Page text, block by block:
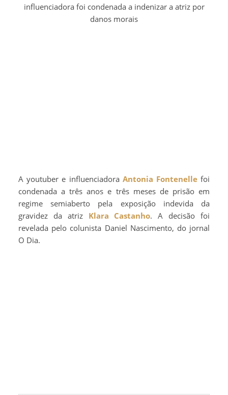
influenciadora foi condenada a indenizar a atriz por
danos morais
A youtuber e influenciadora Antonia Fontenellefoi
condenada a três anos e três meses de prisão em
regime semiaberto pela exposição indevida da
gravidez da atriz Klara Castanho. A decisão foi
revelada pelo colunista Daniel Nascimento, do jornal
O Dia.